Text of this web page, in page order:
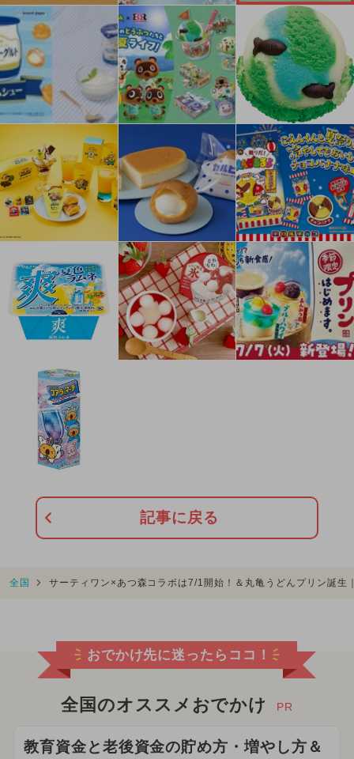
記事に戻る
全国 サーティワン×あつ森コラボは7/1開始！＆丸亀うどんプリン誕生
おでかけ先に迷ったらココ！
全国のオススメおでかけ PR
教育資金と老後資金の貯め方・増やし方＆